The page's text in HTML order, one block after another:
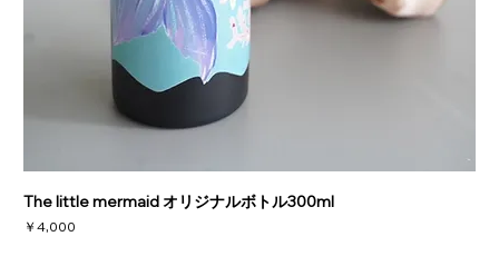
The little mermaid オリジナルボトル300ml
価格
￥4,000